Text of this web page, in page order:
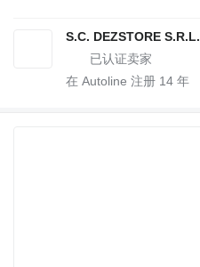
S.C. DEZSTORE S.R.L.
在 Autoline 注册 14 年